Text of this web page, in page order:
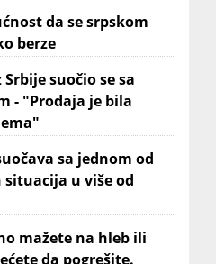
da se srpskom
berze
suočio se sa
- "Prodaja je bila
sa jednom od
u više od
mažete na hleb ili
da pogrešite.